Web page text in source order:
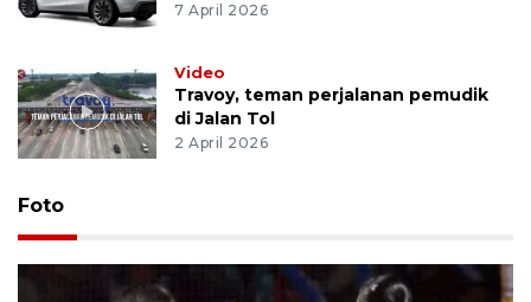
7 April 2026
Video
Travoy, teman perjalanan pemudik
di Jalan Tol
2 April 2026
Foto